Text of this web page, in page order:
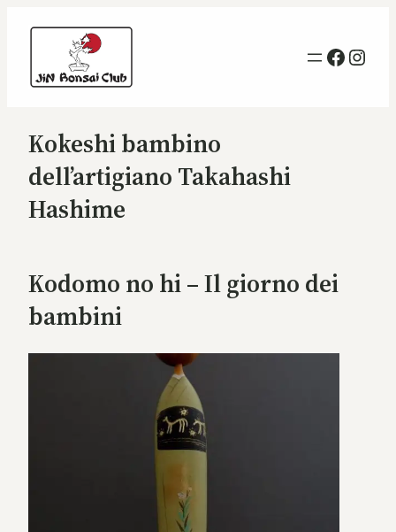
contenuto
Kokeshi bambino
dell’artigiano Takahashi
Hashime
Kodomo no hi – Il giorno dei
bambini